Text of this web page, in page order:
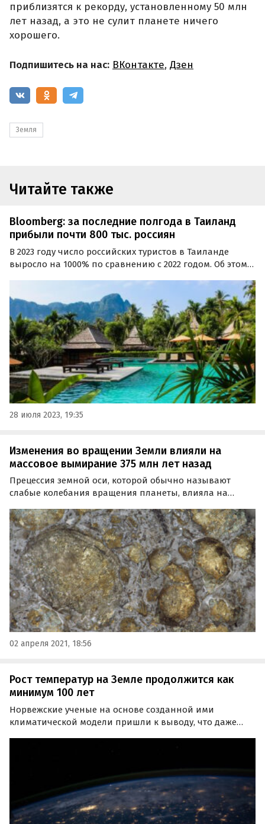
приблизятся к рекорду, установленному 50 млн
лет назад, а это не сулит планете ничего
хорошего.
Подпишитесь на нас: ВКонтакте, Дзен
Земля
Читайте также
Bloomberg: за последние полгода в Таиланд
прибыли почти 800 тыс. россиян
В 2023 году число российских туристов в Таиланде
выросло на 1000% по сравнению с 2022 годом. Об этом
28 июля 2023, 19:35
Изменения во вращении Земли влияли на
массовое вымирание 375 млн лет назад
Прецессия земной оси, которой обычно называют
слабые колебания вращения планеты, влияла на
выводу пришли геологи из Университета Алабамы,
статья которых опубликована в журнале Earth and
Planetary…
02 апреля 2021, 18:56
Рост температур на Земле продолжится как
минимум 100 лет
Норвежские ученые на основе созданной ими
климатической модели пришли к выводу, что даже